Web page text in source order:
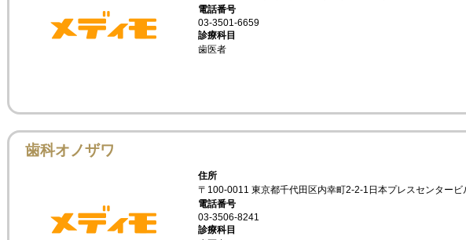
電話番号
03-3501-6659
診療科目
歯医者
歯科オノザワ
住所
〒100-0011 東京都千代田区内幸町2-2-1日本プレスセンタービ
電話番号
03-3506-8241
診療科目